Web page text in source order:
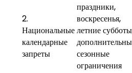
2.
Национальные
календарные
запреты
праздники,
воскресенья,
летние
сезонные
ограничения